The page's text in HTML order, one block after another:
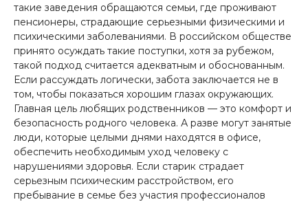
такие заведения обращаются семьи, где проживают
пенсионеры, страдающие серьезными физическими и
психическими заболеваниями. В российском обществе
принято осуждать такие поступки, хотя за рубежом,
такой подход считается адекватным и обоснованным.
Если рассуждать логически, забота заключается не в
том, чтобы показаться хорошим глазах окружающих.
Главная цель любящих родственников — это комфорт и
безопасность родного человека. А разве могут занятые
люди, которые целыми днями находятся в офисе,
обеспечить необходимым уход человеку с
нарушениями здоровья. Если старик страдает
серьезным психическим расстройством, его
пребывание в семье без участия профессионалов